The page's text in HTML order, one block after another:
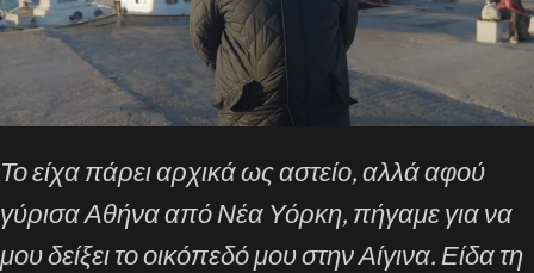
Το είχα πάρει αρχικά ως αστείο, αλλά αφού
γύρισα Αθήνα από Νέα Υόρκη, πήγαμε για να
μου δείξει το οικόπεδό μου στην Αίγινα. Είδα τη